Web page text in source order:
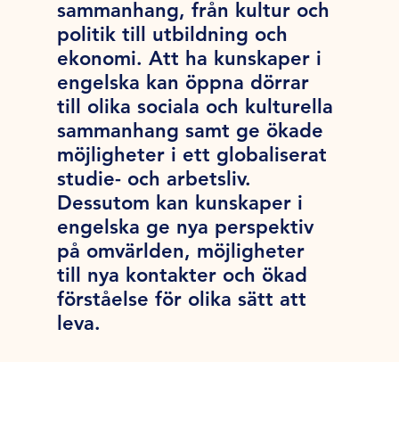
sammanhang, från kultur och
politik till utbildning och
ekonomi. Att ha kunskaper i
engelska kan öppna dörrar
till olika sociala och kulturella
sammanhang samt ge ökade
möjligheter i ett globaliserat
studie- och arbetsliv.
Dessutom kan kunskaper i
engelska ge nya perspektiv
på omvärlden, möjligheter
till nya kontakter och ökad
förståelse för olika sätt att
leva.